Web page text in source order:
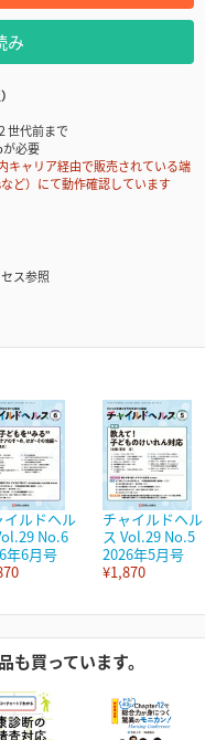
み
世代前まで
必要
ャリア経由で販売されている端
ど）にて動作確認しています
ス参照
イルドヘル
No.6
年6月号
チャイルドヘル
ス Vol.29 No.5
2026年5月号
¥1,870
買っています。